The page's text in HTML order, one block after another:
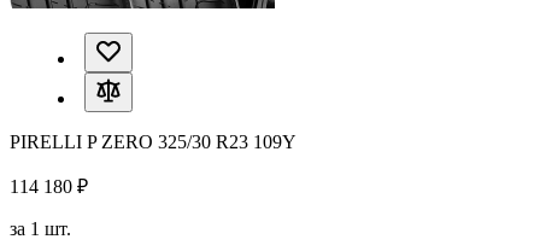
PIRELLI P ZERO 325/30 R23 109Y
114 180 ₽
за 1 шт.